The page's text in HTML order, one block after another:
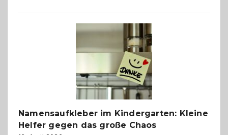
wann
ist
eine
Hundepension
die
richtige
Namensaufkleber im Kindergarten: Kleine
Helfer gegen das große Chaos